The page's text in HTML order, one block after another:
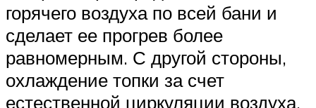
горячего воздуха по всей бани и
сделает ее прогрев более
равномерным. С другой стороны,
охлаждение топки за счет
естественной циркуляции воздуха,